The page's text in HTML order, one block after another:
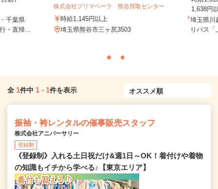
千葉県
・直帰...
株式会社プリマベーラ 熊谷買取センター
時給1,145円以上
埼玉県熊谷市三ヶ尻3503
1,638円
埼玉県川
りバス
全 1件中 1 - 1件を表示
振袖・袴レンタルの催事販売スタッフ
株式会社アニバーサリー
登録制
《登録制》入れる土日祝だけ&週1日～OK！着付けや着物
の知識もイチから学べる♪【東京エリア】